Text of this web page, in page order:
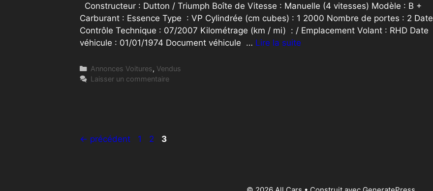
Constructeur : Dutton / Triumph Boîte de Vitesse : Manuelle (4 vitesses) Modèle : B +
Carburant : Essence Type : VP Cylindrée (cm cubes) : 1 2000 Nombre de portes : 2 Date
Contrôle Technique : 07/2007 Kilométrage (km / mi) : / Emplacement Volant : RHD Date
véhicule : 01/01/1974 Document véhicule … Lire la suite
Catégories
Annonces Voitures, Vendus
Laisser un commentaire
← précédent Page
1 Page
2 Page
3